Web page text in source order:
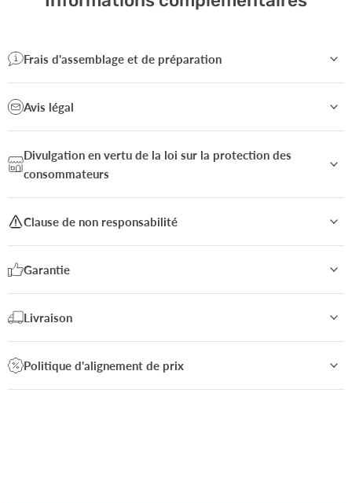
Frais d'assemblage et de préparation
Avis légal
Divulgation en vertu de la loi sur la protection des
consommateurs
Clause de non responsabilité
Garantie
Livraison
Politique d'alignement de prix